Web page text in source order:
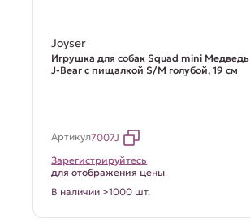
Joyser
Игрушка для собак Squad mini Медведь
J-Bear с пищалкой S/M голубой, 19 см
Артикул7007J
Зарегистрируйтесь
для отображения цены
В наличии >1000 шт.